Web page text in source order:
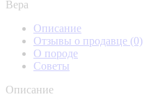
Вера
Описание
Отзывы о продавце (0)
О породе
Советы
Описание